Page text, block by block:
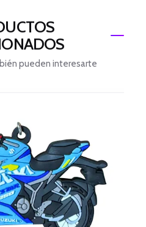
pueden interesarte